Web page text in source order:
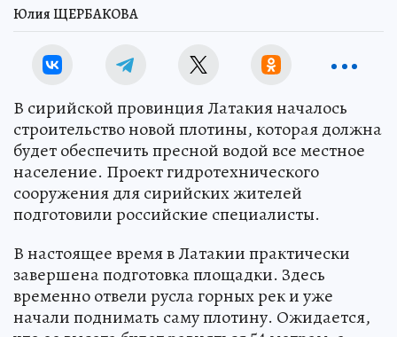
Юлия ЩЕРБАКОВА
В сирийской провинция Латакия началось
строительство новой плотины, которая должна
будет обеспечить пресной водой все местное
население. Проект гидротехнического
сооружения для сирийских жителей
подготовили российские специалисты.
В настоящее время в Латакии практически
завершена подготовка площадки. Здесь
временно отвели русла горных рек и уже
начали поднимать саму плотину. Ожидается,